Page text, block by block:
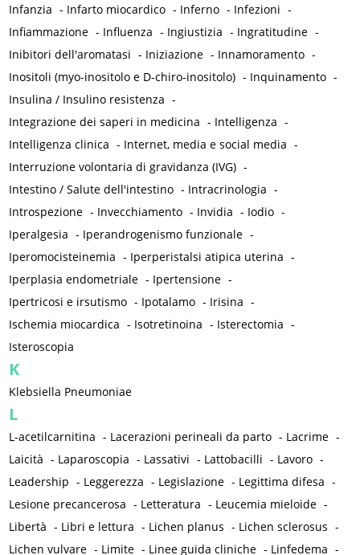
Infanzia - Infarto miocardico - Inferno - Infezioni -
Infiammazione - Influenza - Ingiustizia - Ingratitudine -
Inibitori dell'aromatasi - Iniziazione - Innamoramento -
Inositoli (myo-inositolo e D-chiro-inositolo) - Inquinamento -
Insulina / Insulino resistenza -
Integrazione dei saperi in medicina - Intelligenza -
Intelligenza clinica - Internet, media e social media -
Interruzione volontaria di gravidanza (IVG) -
Intestino / Salute dell'intestino - Intracrinologia -
Introspezione - Invecchiamento - Invidia - Iodio -
Iperalgesia - Iperandrogenismo funzionale -
Iperomocisteinemia - Iperperistalsi atipica uterina -
Iperplasia endometriale - Ipertensione -
Ipertricosi e irsutismo - Ipotalamo - Irisina -
Ischemia miocardica - Isotretinoina - Isterectomia -
Isteroscopia
K
Klebsiella Pneumoniae
L
L-acetilcarnitina - Lacerazioni perineali da parto - Lacrime -
Laicità - Laparoscopia - Lassativi - Lattobacilli - Lavoro -
Leadership - Leggerezza - Legislazione - Legittima difesa -
Lesione precancerosa - Letteratura - Leucemia mieloide -
Libertà - Libri e lettura - Lichen planus - Lichen sclerosus -
Lichen vulvare - Limite - Linee guida cliniche - Linfedema -